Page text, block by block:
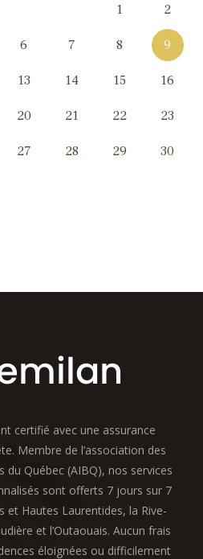
1 2
6 7 8 9
13 14 15 16
20 21 22 23
27 28 29 30
certifié avec une assurance
Membre de l’association des
du Québec (AIBQ), nos services
sont offerts 7 jours sur 7
et Hautes Laurentides, la Rive-
et l’Outaouais. Aucun frais
éloignées ou difficilement